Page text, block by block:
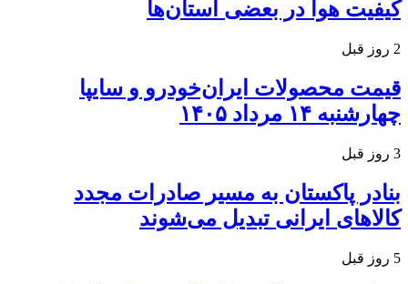
کیفیت هوا در بعضی استان‌ها
2 روز قبل
قیمت محصولات ایران‌خودرو و سایپا
چهارشنبه ۱۴ مرداد ۱۴۰۵
3 روز قبل
بنادر پاکستان به مسیر صادرات مجدد
کالاهای ایرانی تبدیل می‌شوند
5 روز قبل